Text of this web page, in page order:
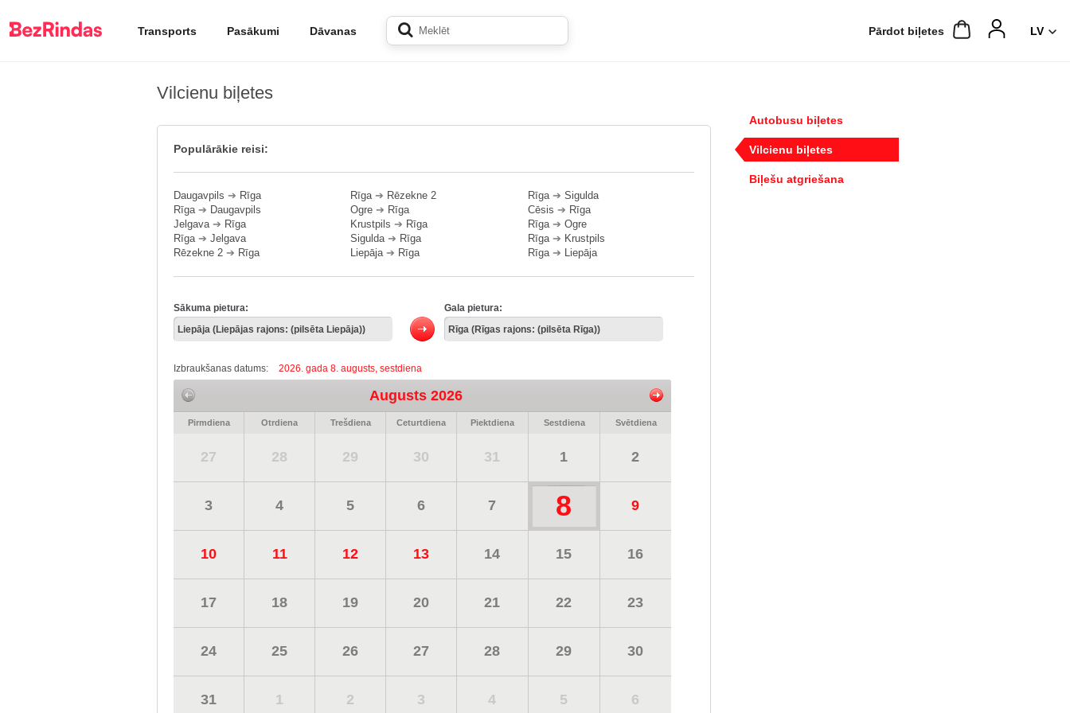
Transports Pasākumi Dāvanas Pārdot biļetes
Vilcienu biļetes
Populārākie reisi:
Daugavpils ➔ Rīga
Rīga➔ Daugavpils
Jelgava➔ Rīga
Rīga➔ Jelgava
Rēzekne 2 ➔ Rīga
Rīga➔ Rēzekne 2
Ogre ➔ Rīga
Krustpils ➔ Rīga
Sigulda➔ Rīga
Liepāja➔ Rīga
Rīga➔ Sigulda
Cēsis ➔ Rīga
Rīga➔ Ogre
Rīga➔ Krustpils
Rīga➔ Liepāja
Sākuma pietura: Gala pietura:
Izbraukšanas datums: 2026. gada 8. augusts, sestdiena
Augusts 2026
Pirmdiena Otrdiena Trešdiena Ceturtdiena Piektdiena Sestdiena Svētdiena
27 28 29 30 31 1 2
3 4 5 6 7 8 9
10 11 12 13 14 15 16
17 18 19 20 21 22 23
24 25 26 27 28 29 30
31 1 2 3 4 5 6
Autobusu biļetes
Vilcienu biļetes
Biļešu atgriešana